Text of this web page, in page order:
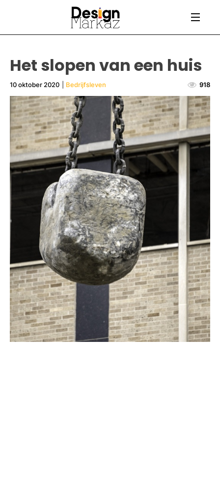
Het slopen van een huis
10 oktober 2020 Bedrijfsleven 918